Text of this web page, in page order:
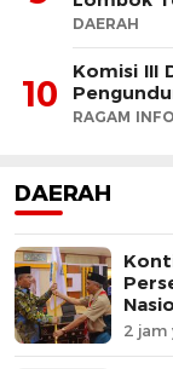
DAERAH
10
Komisi III
RAGAM
DAERAH
2 jam